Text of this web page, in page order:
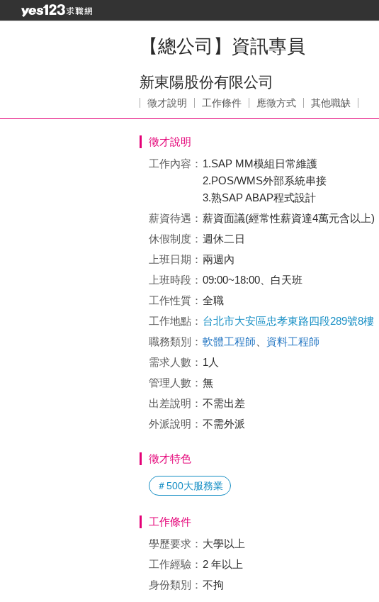
【總公司】資訊專員
新東陽股份有限公司
徵才說明 工作條件 應徵方式 其他職缺
徵才說明
工作內容： 1.SAP MM模組日常維護
2.POS/WMS外部系統串接
3.熟SAP ABAP程式設計
薪資待遇： 薪資面議(經常性薪資達4萬元含以上)
休假制度： 週休二日
上班日期： 兩週內
上班時段： 09:00~18:00、白天班
工作性質： 全職
工作地點： 台北市大安區忠孝東路四段289號8樓
職務類別： 軟體工程師
資料工程師
需求人數： 1人
管理人數： 無
出差說明： 不需出差
外派說明： 不需外派
徵才特色
＃500大服務業
工作條件
學歷要求： 大學以上
工作經驗： 2 年以上
身份類別： 不拘